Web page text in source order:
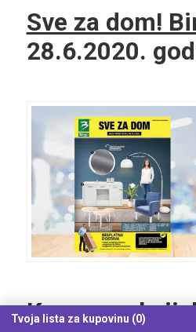
Sve za dom!
28.6.2020.
Konzum
Tvoja lista za kupovinu (0)